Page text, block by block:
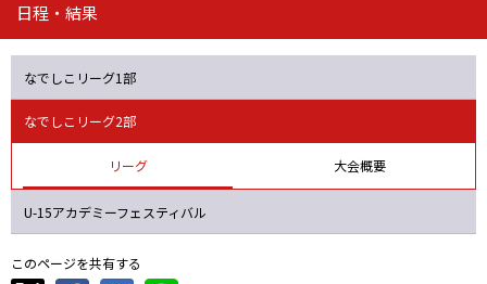
第16節 09/05 (土) 15:00
ニッパツ
-
石人の星
日程・結果
なでしこリーグ1部
なでしこリーグ2部
リーグ 大会概要
U-15アカデミーフェスティバル
このページを共有する